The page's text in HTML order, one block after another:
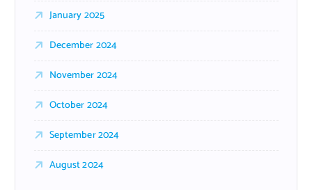
January 2025
December 2024
November 2024
October 2024
September 2024
August 2024